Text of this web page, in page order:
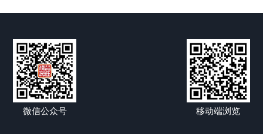
微信公众号 移动端浏览